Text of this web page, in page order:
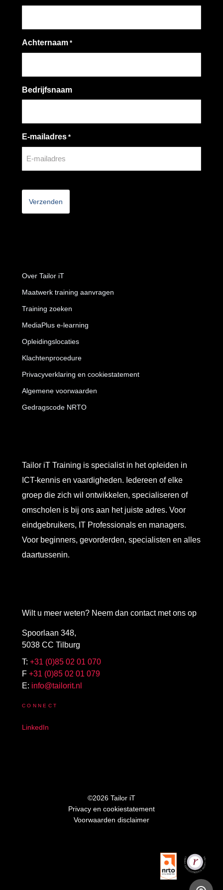
Wilt u meer weten? Neem dan contact met ons op
Spoorlaan 348,
5038 CC Tilburg
T: +31 (0)85 02 01 070
F +31 (0)85 02 01 079
E: info@tailorit.nl
CONNECT
LinkedIn
Tailor iT Training is specialist in het opleiden in
ICT-kennis en vaardigheden. Iedereen of elke
groep die zich wil ontwikkelen, specialiseren of
omscholen is bij ons aan het juiste adres. Voor
eindgebruikers, IT Professionals en managers.
Voor beginners, gevorderden, specialisten en alles
daartussenin.
Over Tailor iT
Maatwerk training aanvragen
Training zoeken
MediaPlus e-learning
Opleidingslocaties
Klachtenprocedure
Privacyverklaring en cookiestatement
Algemene voorwaarden
Gedragscode NRTO
Achternaam *
Bedrijfsnaam
E-mailadres *
©2026 Tailor iT
Privacy en cookiestatement
Voorwaarden disclaimer